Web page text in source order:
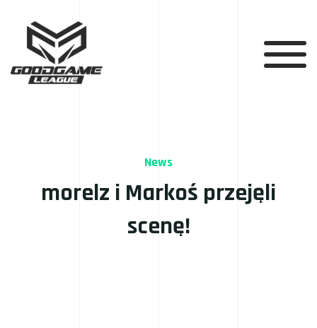
News
morelz i Markoś przejęli
scenę!